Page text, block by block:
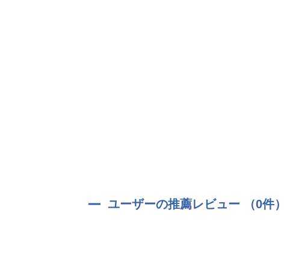
ユーザーの推薦レビュー （0件）